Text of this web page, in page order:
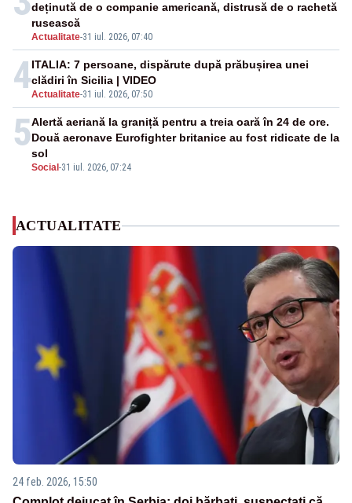
Actualitate-31 iul. 2026, 07:40
deținută de o companie americană, distrusă de o rachetă
rusească
4Actualitate-31 iul. 2026, 07:50
ITALIA: 7 persoane, dispărute după prăbușirea unei
clădiri în Sicilia | VIDEO
5
Social -31 iul. 2026, 07:24
Alertă aeriană la graniță pentru a treia oară în 24 de ore.
Două aeronave Eurofighter britanice au fost ridicate de la
sol
ACTUALITATE
24 feb. 2026, 15:50